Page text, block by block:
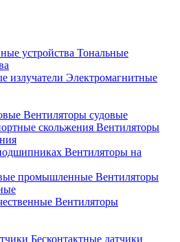
Тональные
Электромагнитные
Вентиляторы судовые
Вентиляторы
Вентиляторы на
Вентиляторы
Вентиляторы
Бесконтактные датчики